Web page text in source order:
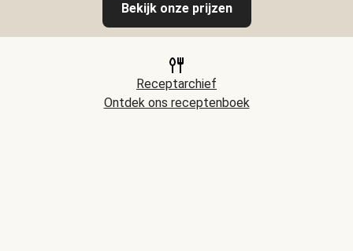
Bekijk onze prijzen
Receptarchief
Ontdek ons receptenboek